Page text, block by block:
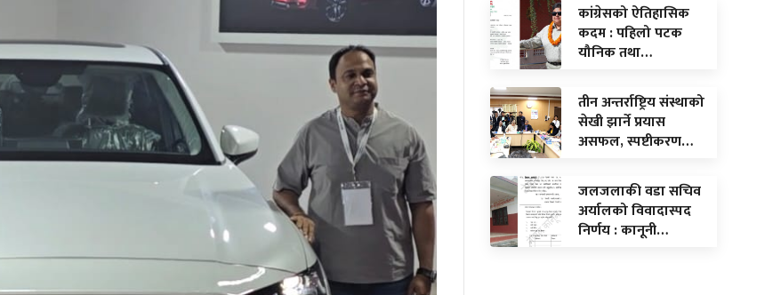
कांग्रेसको ऐतिहासिक
कदम : पहिलो पटक
यौनिक तथा…
तीन अन्तर्राष्ट्रिय संस्थाको
सेखी झार्ने प्रयास
असफल, स्पष्टीकरण…
जलजलाकी वडा सचिव
अर्यालको विवादास्पद
निर्णय : कानूनी…